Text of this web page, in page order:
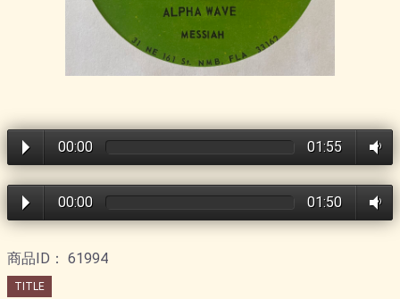
00:00 01:55
00:00 01:50
商品ID： 61994
TITLE